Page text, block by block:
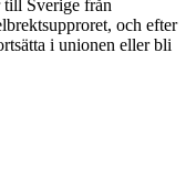
till Sverige från
och efter
i unionen eller bli